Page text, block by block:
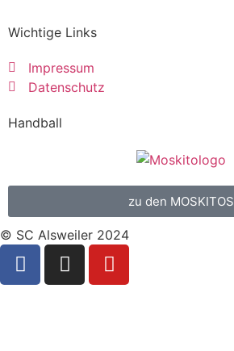
Wichtige Links
Impressum
Datenschutz
Handball
zu den MOSKITOS
© SC Alsweiler 2024